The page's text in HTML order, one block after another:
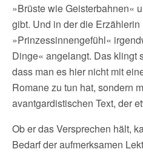
»Brüste wie Geisterbahnen«
gibt. Und in der die Erzählerin
»Prinzessinnengefühl«
Dinge« angelangt. Das klingt
dass man es hier nicht mit
Romane zu tun hat, sondern
avantgardistischen Text, der
Ob er das Versprechen hält,
Bedarf der aufmerksamen